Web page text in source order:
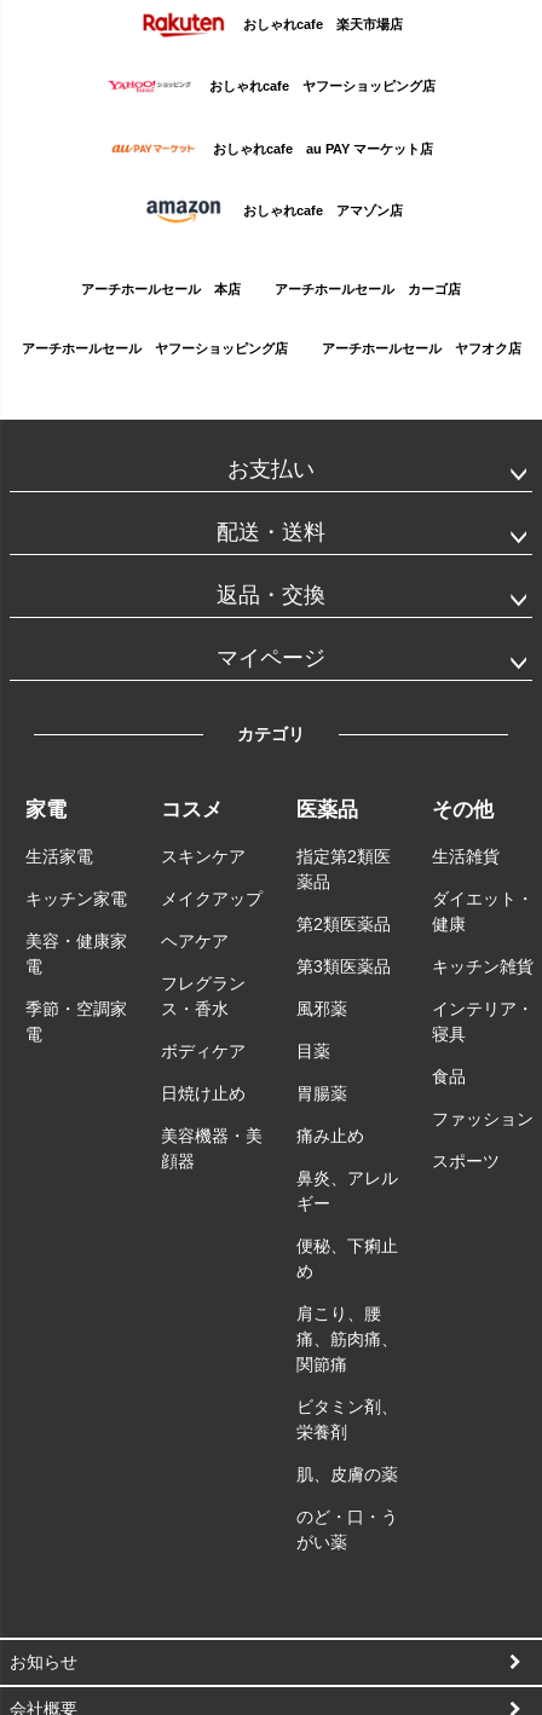
おしゃれcafe 楽天市場店
おしゃれcafe ヤフーショッピング店
おしゃれcafe au PAY マーケット店
おしゃれcafe アマゾン店
アーチホールセール 本店 アーチホールセール カーゴ店
アーチホールセール ヤフーショッピング店 アーチホールセール ヤフオク店
お支払い
配送・送料
返品・交換
マイページ
カテゴリ
家電
生活家電
キッチン家電
美容・健康家
電
季節・空調家
電
コスメ
スキンケア
メイクアップ
ヘアケア
フレグラン
ス・香水
ボディケア
日焼け止め
美容機器・美
顔器
医薬品
指定第2類医
薬品
第2類医薬品
第3類医薬品
風邪薬
目薬
胃腸薬
痛み止め
鼻炎、アレル
ギー
便秘、下痢止
め
肩こり、腰
痛、筋肉痛、
関節痛
ビタミン剤、
栄養剤
肌、皮膚の薬
のど・口・う
がい薬
その他
生活雑貨
ダイエット・
健康
キッチン雑貨
インテリア・
寝具
食品
ファッション
スポーツ
お知らせ
会社概要